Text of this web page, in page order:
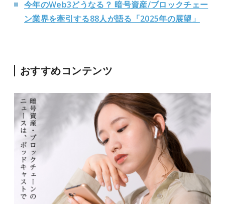
今年のWeb3どうなる？ 暗号資産/ブロックチェー
ン業界を牽引する88人が語る「2025年の展望」
おすすめコンテンツ